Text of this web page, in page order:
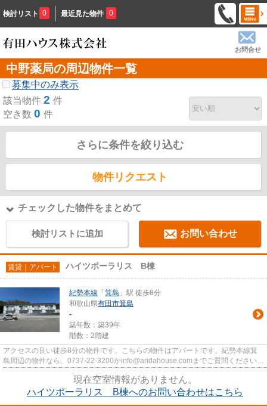
検討リスト 0 最近見た物件 0
お問合せ
中野薬局の周辺物件一覧
募集中のみ表示
該当物件 2 件
空き数 0 件
さらに条件を絞り込む
物件リクエスト
チェックした物件をまとめて
検討リストに追加 お問い合わせ
賃貸｜アパート ハイツポーラリス B棟
紀勢本線 「 箕島 」駅 徒歩8分
和歌山県有田市箕島
-
築年数：築39年
階数：2階建
アクセスの良い徒歩8分の物件です。こちらの物件はアパートです。紀勢本線箕
島周辺の物件なら、0737-22-3200かinfo@aridahouse.comまでご質問ください。
現在空室情報がありません。
ハイツポーラリス B棟へのお問い合わせはこちら